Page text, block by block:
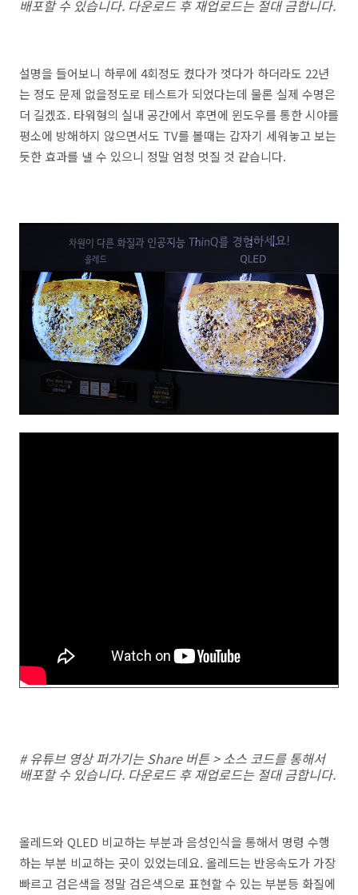
배포할 수 있습니다. 다운로드 후 재업로드는 절대 금합니다.
설명을 들어보니 하루에 4회정도 켰다가 껏다가 하더라도 22년
는 정도 문제 없을정도로 테스트가 되었다는데 물론 실제 수명은
더 길겠죠. 타워형의 실내 공간에서 후면에 윈도우를 통한 시야를
평소에 방해하지 않으면서도 TV를 볼때는 갑자기 세워놓고 보는
듯한 효과를 낼 수 있으니 정말 엄청 멋질 것 같습니다.
# 유튜브 영상 퍼가기는 Share 버튼 > 소스 코드를 통해서
배포할 수 있습니다. 다운로드 후 재업로드는 절대 금합니다.
올레드와 QLED 비교하는 부분과 음성인식을 통해서 명령 수행
하는 부분 비교하는 곳이 있었는데요. 올레드는 반응속도가 가장
빠르고 검은색을 정말 검은색으로 표현할 수 있는 부분등 화질에